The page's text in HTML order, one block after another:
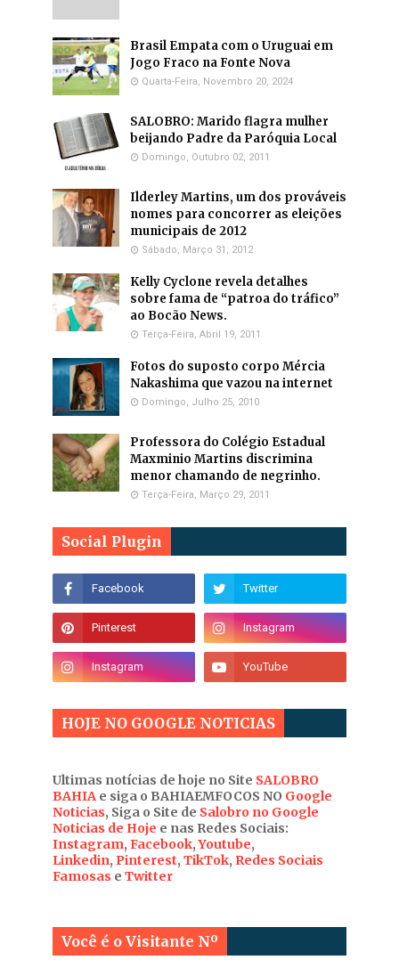
Brasil Empata com o Uruguai em
Jogo Fraco na Fonte Nova
Quarta-Feira, Novembro 20, 2024
SALOBRO: Marido flagra mulher
beijando Padre da Paróquia Local
Domingo, Outubro 02, 2011
Ilderley Martins, um dos prováveis
nomes para concorrer as eleições
municipais de 2012
Sábado, Março 31, 2012
Kelly Cyclone revela detalhes
sobre fama de “patroa do tráfico”
ao Bocão News.
Terça-Feira, Abril 19, 2011
Fotos do suposto corpo Mércia
Nakashima que vazou na internet
Domingo, Julho 25, 2010
Professora do Colégio Estadual
Maxminio Martins discrimina
menor chamando de negrinho.
Terça-Feira, Março 29, 2011
Social Plugin
HOJE NO GOOGLE NOTICIAS
Ultimas notícias de hoje no Site SALOBRO
BAHIA e siga o BAHIAEMFOCOS NO Google
Noticias, Siga o Site de Salobro no Google
Noticias de Hoje e nas Redes Sociais:
Instagram, Facebook,Youtube,
Linkedin, Pinterest, TikTok, Redes Sociais
Famosas e Twitter
Você é o Visitante Nº